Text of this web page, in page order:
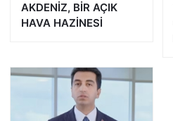
AKDENİZ, BİR AÇIK
HAVA HAZİNESİ